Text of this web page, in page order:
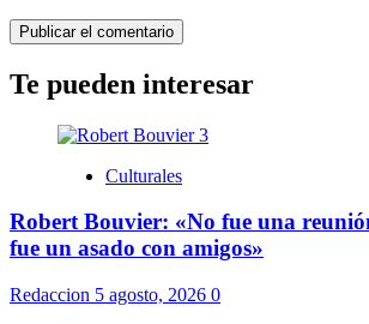
Te pueden interesar
Culturales
Robert Bouvier: «No fue una
fue un asado con amigos»
Redaccion 5 agosto, 2026 0